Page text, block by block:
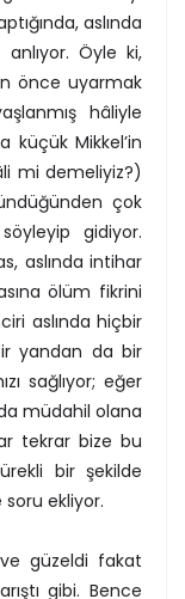
aslında
Öyle ki,
önce uyarmak
hâliyle
küçük Mikkel’in
mi demeliyiz?)
çok
gidiyor.
aslında intihar
ölüm fikrini
aslında hiçbir
yandan da bir
sağlıyor; eğer
müdahil olana
tekrar bize bu
bir şekilde
ekliyor.
güzeldi fakat
gibi. Bence